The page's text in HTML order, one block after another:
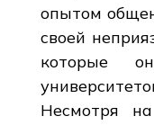
опытом
своей
которые
Несмотря